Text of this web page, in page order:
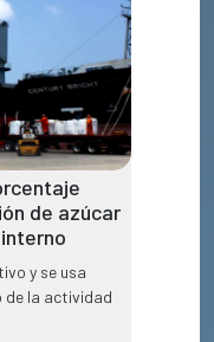
de azúcar
y se usa
de la actividad